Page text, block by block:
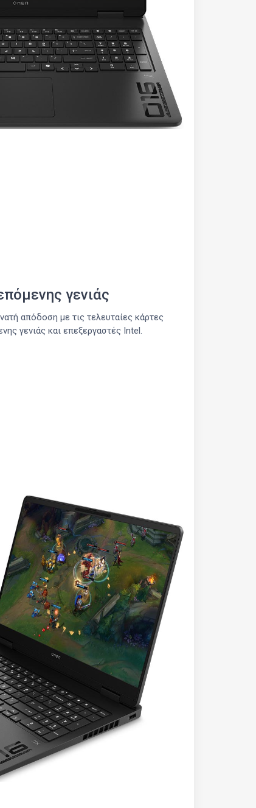
γενιάς
απόδοση με τις τελευταίες κάρτες
γενιάς και επεξεργαστές Intel.